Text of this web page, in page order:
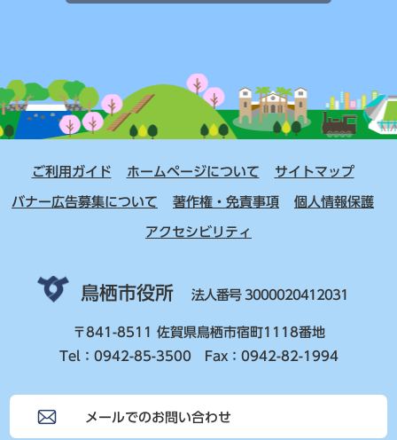
ご利用ガイド ホームページについて サイトマップ
バナー広告募集について 著作権・免責事項 個人情報保護
アクセシビリティ
鳥栖市役所 法人番号 3000020412031
〒841-8511 佐賀県鳥栖市宿町1118番地
Tel：0942-85-3500 Fax：0942-82-1994
メールでのお問い合わせ